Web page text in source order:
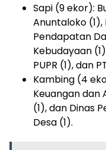
Sapi (9 ekor):
Anuntaloko (1),
Pendapatan
Kebudayaan
PUPR (1), dan
Kambing (4
Keuangan dan
(1), dan Dinas
Desa (1).